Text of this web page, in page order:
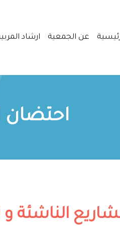
عن الجمعية ارشاد
احتضان
الناشئة و